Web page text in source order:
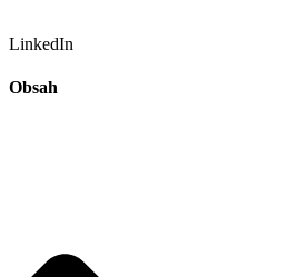
LinkedIn
Obsah